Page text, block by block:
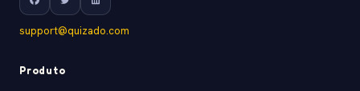
support@quizado.com
Produto